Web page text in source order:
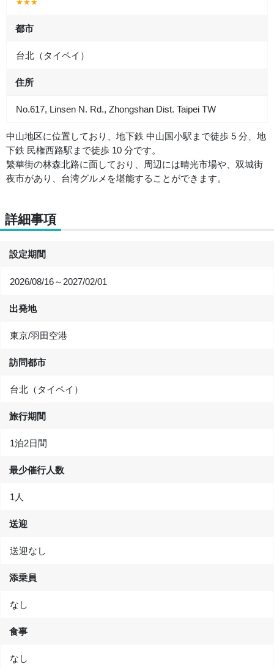
★★★
都市
台北（タイペイ）
住所
No.617, Linsen N. Rd., Zhongshan Dist. Taipei TW
中山地区に位置しており、地下鉄 中山国小駅まで徒歩 5 分、地
下鉄 民権西路駅まで徒歩 10 分です。
繁華街の林森北路に面しており、周辺には晴光市場や、双城街
夜市があり、台湾グルメを堪能することができます。
詳細事項
設定期間
2026/08/16～2027/02/01
出発地
東京/羽田空港
訪問都市
台北（タイペイ）
旅行期間
1泊2日間
最少催行人数
1人
送迎
送迎なし
添乗員
なし
食事
なし